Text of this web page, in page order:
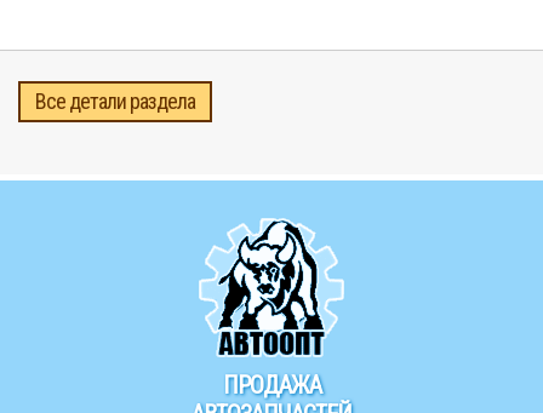
Все детали раздела
ПРОДАЖА